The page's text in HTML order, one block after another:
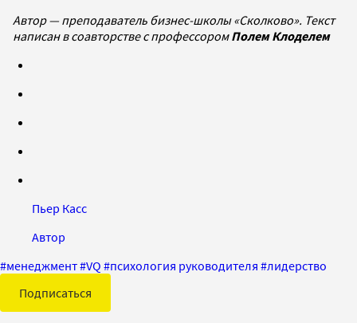
Автор — преподаватель бизнес-школы «Сколково». Текст
написан в соавторстве с профессоромПолем Клоделем
Пьер Касс
Автор
#менеджмент#VQ #психология руководителя #лидерство
Подписаться